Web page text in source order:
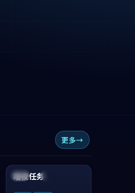
更多
美国
99:21
暗夜任务